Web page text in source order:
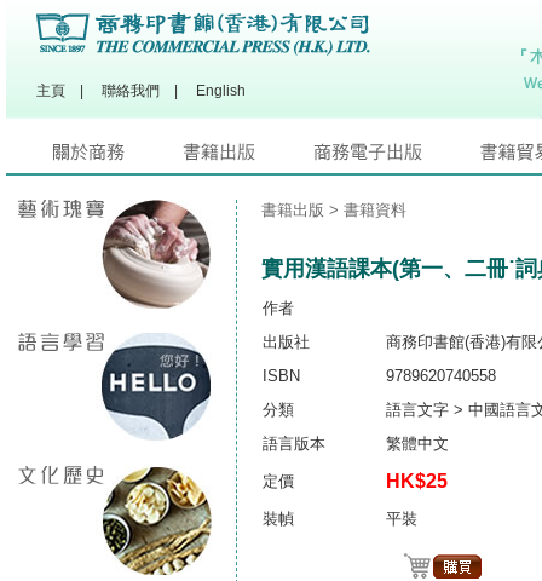
主頁 聯絡我們 English
書籍出版 > 書籍資料
實用漢語課本(第一、二冊˙
作者
出版社
商務印書館(香港)有限
ISBN
9789620740558
分類
語言文字 > 中國語言
語言版本
繁體中文
定價 HK$25
裝幀 平裝